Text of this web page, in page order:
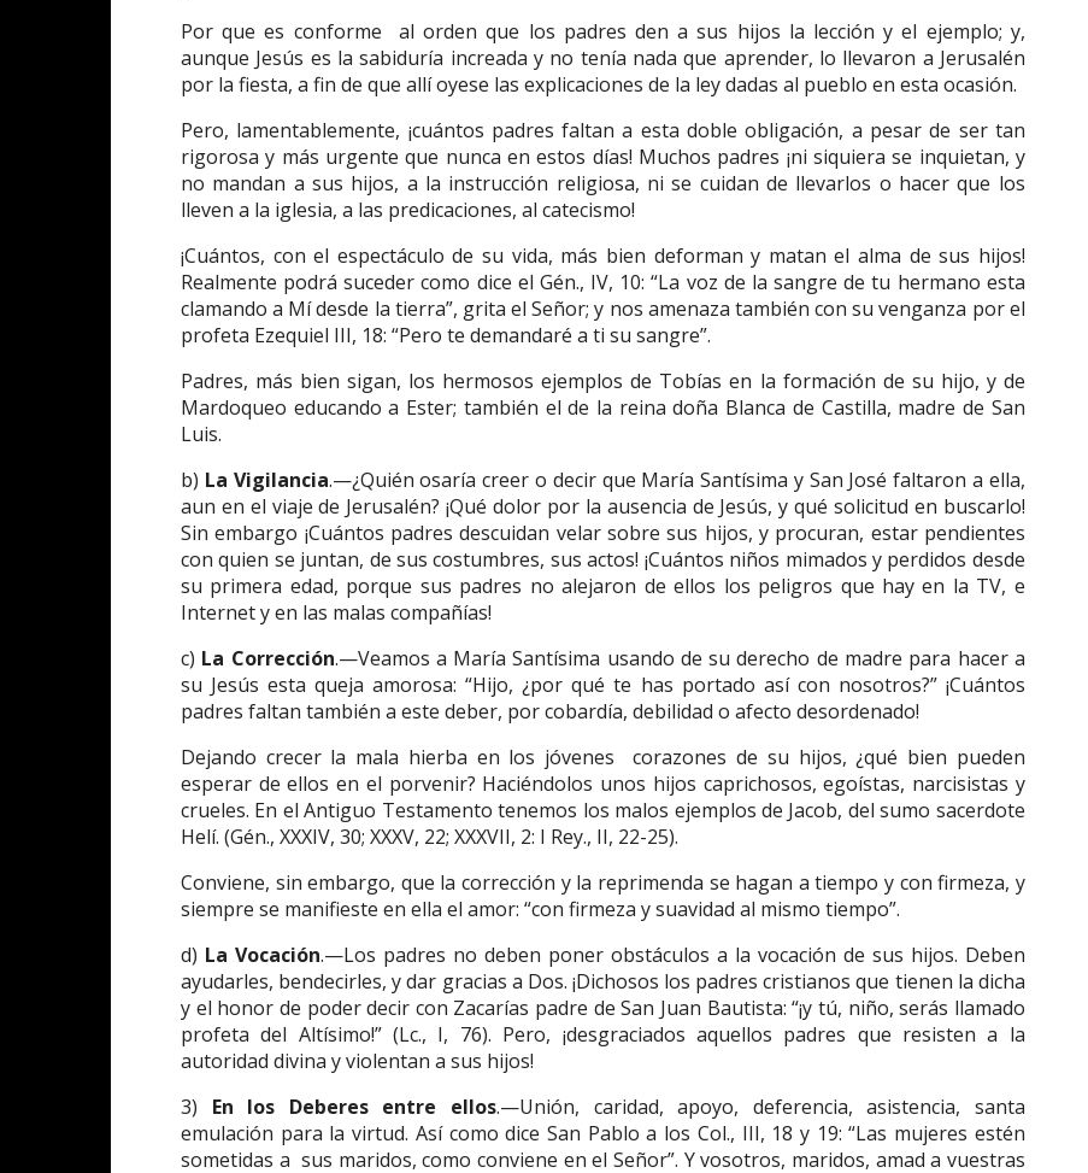
Por que es conforme al orden que los padres den a sus hijos la lección y el ejemplo; y,
aunque Jesús es la sabiduría increada y no tenía nada que aprender, lo llevaron a Jerusalén
por la fiesta, a fin de que allí oyese las explicaciones de la ley dadas al pueblo en esta ocasión.
Pero, lamentablemente, ¡cuántos padres faltan a esta doble obligación, a pesar de ser tan
rigorosa y más urgente que nunca en estos días! Muchos padres ¡ni siquiera se inquietan, y
no mandan a sus hijos, a la instrucción religiosa, ni se cuidan de llevarlos o hacer que los
lleven a la iglesia, a las predicaciones, al catecismo!
¡Cuántos, con el espectáculo de su vida, más bien deforman y matan el alma de sus hijos!
Realmente podrá suceder como dice el Gén., IV, 10: “La voz de la sangre de tu hermano esta
clamando a Mí desde la tierra”, grita el Señor; y nos amenaza también con su venganza por el
profeta Ezequiel III, 18: “Pero te demandaré a ti su sangre”.
Padres, más bien sigan, los hermosos ejemplos de Tobías en la formación de su hijo, y de
Mardoqueo educando a Ester; también el de la reina doña Blanca de Castilla, madre de San
Luis.
b) La Vigilancia.—¿Quién osaría creer o decir que María Santísima y San José faltaron a ella,
aun en el viaje de Jerusalén? ¡Qué dolor por la ausencia de Jesús, y qué solicitud en buscarlo!
Sin embargo ¡Cuántos padres descuidan velar sobre sus hijos, y procuran, estar pendientes
con quien se juntan, de sus costumbres, sus actos! ¡Cuántos niños mimados y perdidos desde
su primera edad, porque sus padres no alejaron de ellos los peligros que hay en la TV, e
Internet y en las malas compañías!
c) La Corrección.—Veamos a María Santísima usando de su derecho de madre para hacer a
su Jesús esta queja amorosa: “Hijo, ¿por qué te has portado así con nosotros?” ¡Cuántos
padres faltan también a este deber, por cobardía, debilidad o afecto desordenado!
Dejando crecer la mala hierba en los jóvenes corazones de su hijos, ¿qué bien pueden
esperar de ellos en el porvenir? Haciéndolos unos hijos caprichosos, egoístas, narcisistas y
crueles. En el Antiguo Testamento tenemos los malos ejemplos de Jacob, del sumo sacerdote
Helí. (Gén., XXXIV, 30; XXXV, 22; XXXVII, 2: I Rey., II, 22-25).
Conviene, sin embargo, que la corrección y la reprimenda se hagan a tiempo y con firmeza, y
siempre se manifieste en ella el amor: “con firmeza y suavidad al mismo tiempo”.
d) La Vocación.—Los padres no deben poner obstáculos a la vocación de sus hijos. Deben
ayudarles, bendecirles, y dar gracias a Dos. ¡Dichosos los padres cristianos que tienen la dicha
y el honor de poder decir con Zacarías padre de San Juan Bautista: “¡y tú, niño, serás llamado
profeta del Altísimo!” (Lc., I, 76). Pero, ¡desgraciados aquellos padres que resisten a la
autoridad divina y violentan a sus hijos!
3) En los Deberes entre ellos.—Unión, caridad, apoyo, deferencia, asistencia, santa
emulación para la virtud. Así como dice San Pablo a los Col., III, 18 y 19: “Las mujeres estén
sometidas a sus maridos, como conviene en el Señor”. Y vosotros, maridos, amad a vuestras